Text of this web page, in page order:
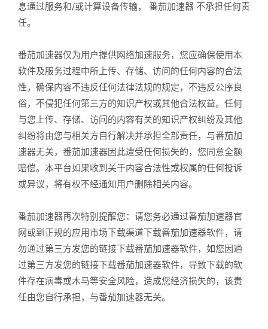
息通过服务和/或计算设备传输， 番茄加速器 不承担任何责
任。
番茄加速器仅为用户提供网络加速服务，您应确保使用本
软件及服务过程中所上传、存储、访问的任何内容的合法
性，确保内容不违反任何法律法规的规定，不违反公序良
俗，不侵犯任何第三方的知识产权或其他合法权益。任何
与您上传、存储、访问的内容有关的知识产权纠纷及其他
纠纷将由您与相关方自行解决并承担全部责任，与番茄加
速器无关，番茄加速器因此遭受任何损失的，您同意全额
赔偿。本平台如果收到关于内容合法性或权属的任何投诉
或异议，将有权不经通知用户删除相关内容。
番茄加速器再次特别提醒您：请您务必通过番茄加速器官
网或到正规的应用市场下载渠道下载番茄加速器软件，请
勿通过第三方发您的链接下载番茄加速器软件，如您因通
过第三方发您的链接下载番茄加速器软件，导致下载的软
件存在病毒或木马等安全风险，造成您经济损失的，该责
任由您自行承担，与番茄加速器无关。